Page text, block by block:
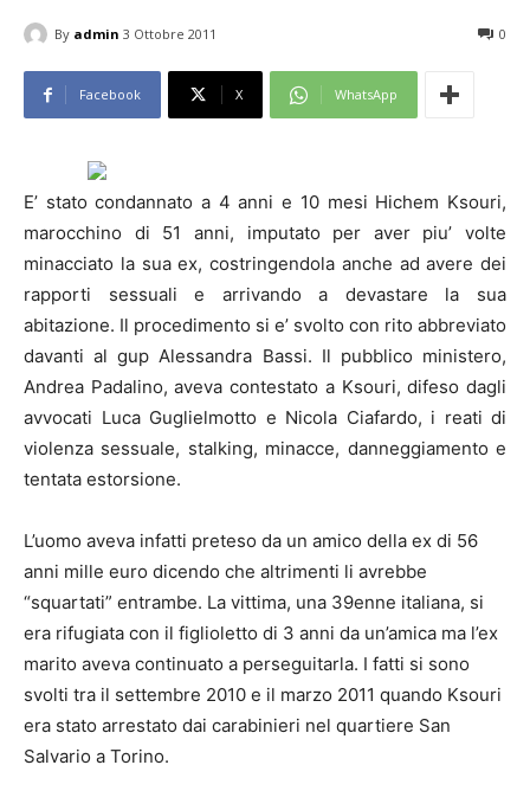
By admin 3 Ottobre 2011 0
Facebook X WhatsApp
E’ stato condannato a 4 anni e 10 mesi Hichem Ksouri,
marocchino di 51 anni, imputato per aver piu’ volte
minacciato la sua ex, costringendola anche ad avere dei
rapporti sessuali e arrivando a devastare la sua
abitazione. Il procedimento si e’ svolto con rito abbreviato
davanti al gup Alessandra Bassi. Il pubblico ministero,
Andrea Padalino, aveva contestato a Ksouri, difeso dagli
avvocati Luca Guglielmotto e Nicola Ciafardo, i reati di
violenza sessuale, stalking, minacce, danneggiamento e
tentata estorsione.
L’uomo aveva infatti preteso da un amico della ex di 56
anni mille euro dicendo che altrimenti li avrebbe
“squartati” entrambe. La vittima, una 39enne italiana, si
era rifugiata con il figlioletto di 3 anni da un’amica ma l’ex
marito aveva continuato a perseguitarla. I fatti si sono
svolti tra il settembre 2010 e il marzo 2011 quando Ksouri
era stato arrestato dai carabinieri nel quartiere San
Salvario a Torino.